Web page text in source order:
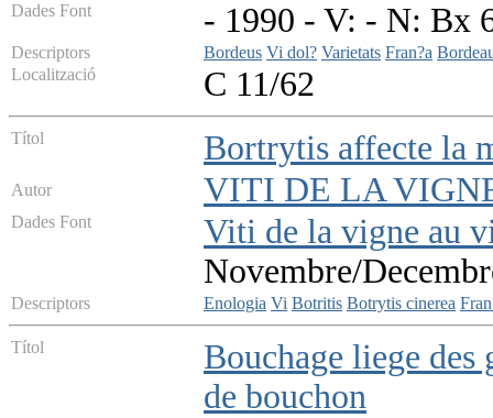
Dades Font
- 1990 - V: - N: Bx
Descriptors Bordeus Vi dol? Varietats Fran?a
Localització
C 11/62
Títol Bortrytis affecte la
Autor VITI DE LA
Dades Font
Viti de la vigne au
Novembre/
Descriptors Enologia Vi Botritis Botrytis cinerea
Títol
Bouchage liege des
de bouchon